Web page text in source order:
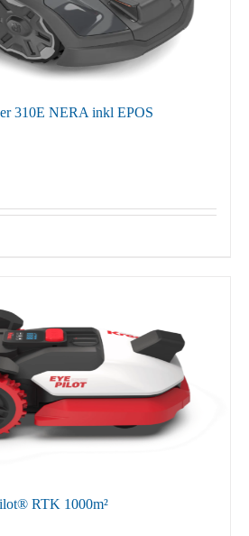
310E NERA inkl EPOS
RTK 1000m²